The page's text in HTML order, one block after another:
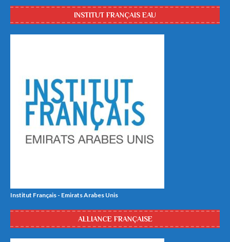
INSTITUT FRANÇAIS EAU
Institut Français - Emirats Arabes Unis
ALLIANCE FRANÇAISE